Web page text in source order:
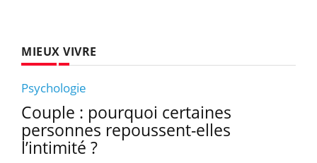
MIEUX VIVRE
Psychologie
Couple : pourquoi certaines
personnes repoussent-elles
l’intimité ?